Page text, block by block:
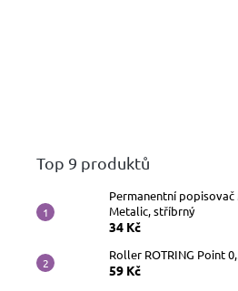
Top 9 produktů
Permanentní popisovač
Metalic, stříbrný
34 Kč
Roller ROTRING Point
59 Kč